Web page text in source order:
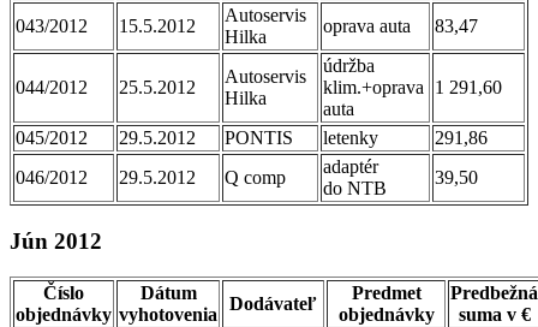
043/2012 15.5.2012
Autoservis
Hilka
oprava auta 83,47
044/2012 25.5.2012
Autoservis
Hilka
údržba
klim.+oprava
auta
1 291,60
045/2012 29.5.2012 PONTIS letenky
291,86
046/2012
29.5.2012 Q comp
adaptér
do NTB
39,50
Jún 2012
Číslo
objednávky
Dátum
vyhotovenia
Dodávateľ
Predmet
objednávky
Predbežná
suma v €